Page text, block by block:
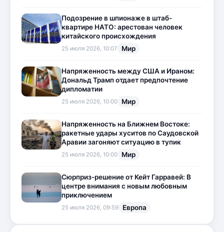
Подозрение в шпионаже в штаб-
квартире НАТО: арестован человек
китайского происхождения
25 июля 2026, 10:07 Мир
Напряженность между США и Ираном:
Дональд Трамп отдает предпочтение
дипломатии
25 июля 2026, 10:00 Мир
Напряженность на Ближнем Востоке:
ракетные удары хуситов по Саудовской
Аравии загоняют ситуацию в тупик
25 июля 2026, 10:00 Мир
Сюрприз-решение от Кейт Гарравей: В
центре внимания с новым любовным
приключением
25 июля 2026, 09:59 Европа